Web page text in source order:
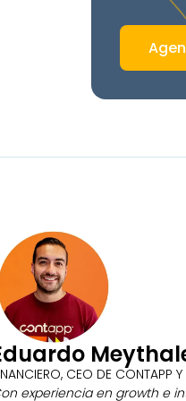
CEO DE CONTAPP
experiencia en growth e